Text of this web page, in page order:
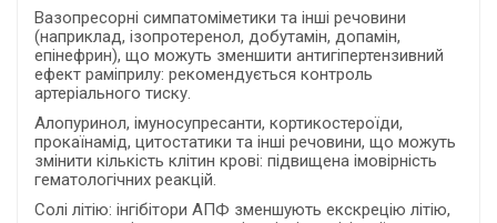
Вазопресорні симпатоміметики та інші речовини
(наприклад, ізопротеренол, добутамін, допамін,
епінефрин), що можуть зменшити антигіпертензивний
ефект раміприлу: рекомендується контроль
артеріального тиску.
Алопуринол, імуносупресанти, кортикостероїди,
прокаїнамід, цитостатики та інші речовини, що можуть
змінити кількість клітин крові: підвищена імовірність
гематологічних реакцій.
Солі літію: інгібітори АПФ зменшують екскрецію літію,